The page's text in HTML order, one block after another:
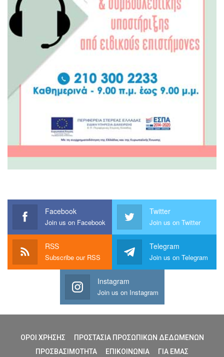
Facebook
Join us on Facebook
Twitter
Join us on Twitter
RSS
Subscribe our RSS
Telegram
Join us on Telegram
Instagram
Join us on Instagram
ΟΡΟΙ ΧΡΗΣΗΣ
ΠΡΟΣΤΑΣΙΑ ΠΡΟΣΩΠΙΚΩΝ ΔΕΔΩΜΕΝΩΝ
ΠΡΟΣΒΑΣΙΜΟΤΗΤΑ
ΕΠΙΚΟΙΝΩΝΙΑ ΓΙΑ ΕΜΑΣ